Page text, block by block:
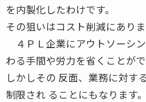
を内製化したわけです。
その狙いはコスト削減にありま
４ＰＬ企業にアウトソーシ
わる手間や労力を省くことがで
しかしその 反面、業務に対す
制限され ることにもなります。